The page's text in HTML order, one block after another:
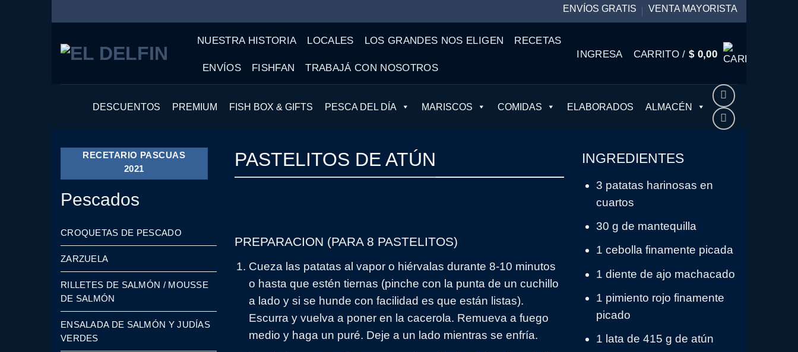
al
contenido
ENVÍOS GRATIS VENTA MAYORISTA
NUESTRA HISTORIA LOCALES LOS GRANDES NOS ELIGEN RECETAS
ENVÍOS FISHFAN TRABAJÁ CON NOSOTROS
INGRESA CARRITO / $0,00
DESCUENTOS PREMIUM FISH BOX & GIFTS PESCA DEL DÍA MARISCOS COMIDAS ELABORADOS ALMACÉN
RECETARIO PASCUAS
2021
Pescados
CROQUETAS DE PESCADO
ZARZUELA
RILLETES DE SALMÓN / MOUSSE
DE SALMÓN
ENSALADA DE SALMÓN Y JUDÍAS
VERDES
PASTELITOS DE ATÚN
PREPARACION (PARA 8 PASTELITOS)
Cueza las patatas al vapor o hiérvalas durante 8-10 minutos
o hasta que estén tiernas (pinche con la punta de un cuchillo
a lado y si se hunde con facilidad es que están listas).
Escurra y vuelva a poner en la cacerola. Remueva a fuego
medio y haga un puré. Deje a un lado mientras se enfría.
INGREDIENTES
3 patatas harinosas en
cuartos
30 g de mantequilla
1 cebolla finamente picada
1 diente de ajo machacado
1 pimiento rojo finamente
picado
1 lata de 415 g de atún